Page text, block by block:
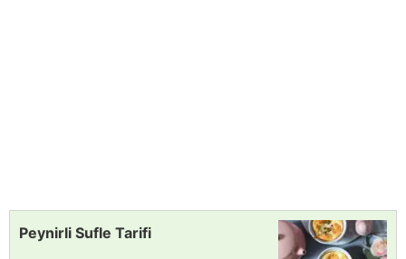
Peynirli Sufle Tarifi